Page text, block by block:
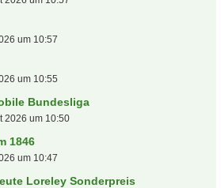
um 10:57
um 10:55
Bundesliga
2026 um 10:50
1846
um 10:47
Loreley Sonderpreis